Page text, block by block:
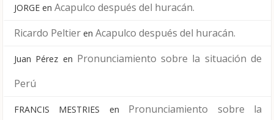
JORGE en Acapulco después del huracán.
Ricardo Peltier en Acapulco después del huracán.
Juan Pérez en Pronunciamiento sobre la situación de
Perú
FRANCIS MESTRIES en Pronunciamiento sobre la